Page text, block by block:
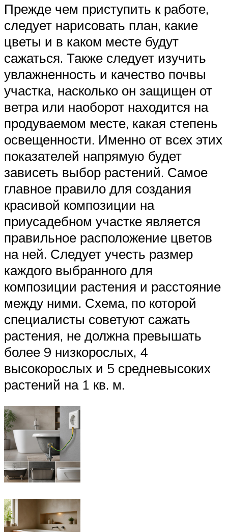
Прежде чем приступить к работе,
следует нарисовать план, какие
цветы и в каком месте будут
сажаться. Также следует изучить
увлажненность и качество почвы
участка, насколько он защищен от
ветра или наоборот находится на
продуваемом месте, какая степень
освещенности. Именно от всех этих
показателей напрямую будет
зависеть выбор растений. Самое
главное правило для создания
красивой композиции на
приусадебном участке является
правильное расположение цветов
на ней. Следует учесть размер
каждого выбранного для
композиции растения и расстояние
между ними. Схема, по которой
специалисты советуют сажать
растения, не должна превышать
более 9 низкорослых, 4
высокорослых и 5 средневысоких
растений на 1 кв. м.